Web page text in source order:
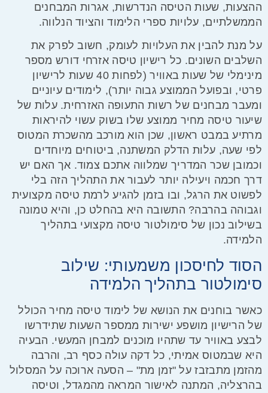
ההצעות, שעות הטיסה הנדרשות, אגרות המבחנים
הממשלתיים, עלויות ספרי הלימוד והציוד הנלווה.
על מנת להבין את העלויות לעומק, חשוב לפרק את
השלבים השונים. כל רישיון טיסה אזרחי דורש מספר
מינימלי של שעות באוויר (לפחות 40 שעות לרישיון
פרטי, ובפועל הממוצע גבוה יותר), לימודים עיוניים
ומעבר מבחנים של רשות התעופה האזרחית. עלות של
שיעור טיסה מחיר ממוצע שלו בשוק עשוי להיראות
מרתיע במבט ראשון, שכן הוא מורכב מהשכרת המטוס
לפי שעה, עלות הדלק המשתנה, ביטוחים מיוחדים
וכמובן שכר המדריך שמלווה אתכם צמוד. אך האם יש
דרך חכמה ויעילה יותר לעבור את התהליך הזה בלי
לפשוט את הרגל, ובו בזמן להגיע לרמת טיסה מקצועית
וגבוהה בהרבה? התשובה היא בהחלט כן, והיא טמונה
בשילוב נכון של סימולטור טיסה מקצועי בתהליך
הלמידה.
הסוד לחיסכון משמעותי: שילוב
סימולטור בתהליך הלמידה
כאשר בוחנים את הנושא של לימוד טיסה מחירהכולל
של הרישיון מושפע ישירות ממספר השעות שתידרשו
לבצע באוויר עד שתהיו מוכנים למבחן המעשי. הבעיה
היא שבמטוס אמיתי, כל דקה עולה כסף רב, והרבה
מהזמן מתבזבז על "זמן מת" – הסעה ארוכה על המסלול
בהרצליה, המתנה לאישור המראה מהמגדל, וטיסה